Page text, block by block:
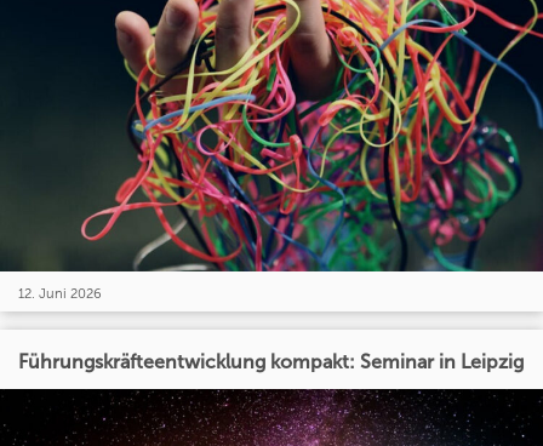
12. Juni 2026
Führungskräfteentwicklung kompakt: Seminar in Leipzig